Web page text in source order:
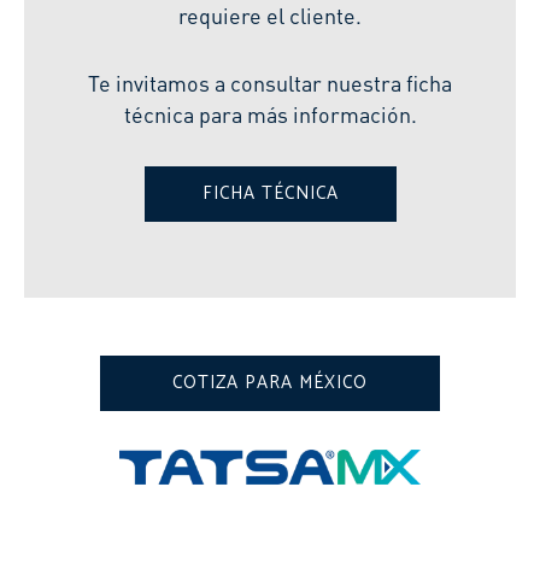
requiere el cliente.
Te invitamos a consultar nuestra ficha
técnica para más información.
FICHA TÉCNICA
COTIZA PARA MÉXICO